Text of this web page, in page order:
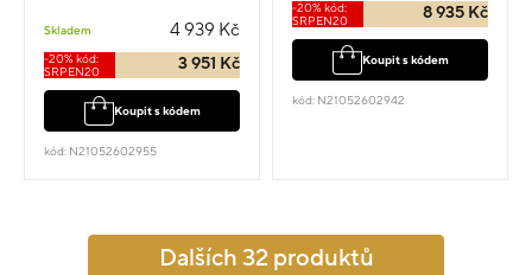
Skladem 4 939 Kč
-20% kód:
SRPEN20
3 951 Kč
Koupit s kódem
kód: N21052602955
-20% kód:
SRPEN20
8 935 Kč
Koupit s kódem
kód: N21052602942
Dalších 32 produktů